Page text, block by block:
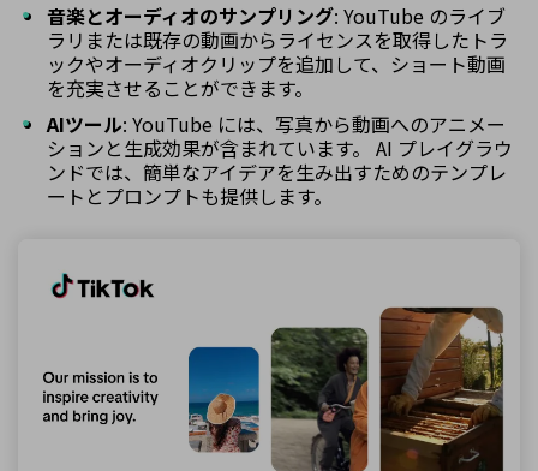
音楽とオーディオのサンプリング: YouTube のライブ
ラリまたは既存の動画からライセンスを取得したトラ
ックやオーディオクリップを追加して、ショート動画
を充実させることができます。
AIツール: YouTube には、写真から動画へのアニメー
ションと生成効果が含まれています。 AI プレイグラウ
ンドでは、簡単なアイデアを生み出すためのテンプレ
ートとプロンプトも提供します。